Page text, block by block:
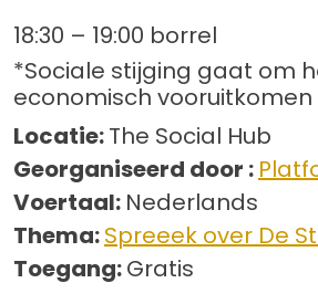
18:30 – 19:00 borrel
*Sociale stijging gaat om
economisch
Locatie:The Social Hub
Georganiseerd door :
Voertaal: Nederlands
Thema:Spreeek over De
Toegang:Gratis